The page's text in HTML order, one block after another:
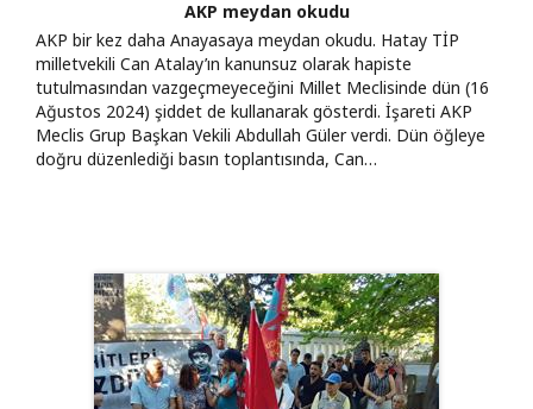
AKP meydan okudu
AKP bir kez daha Anayasaya meydan okudu. Hatay TİP
milletvekili Can Atalay’ın kanunsuz olarak hapiste
tutulmasından vazgeçmeyeceğini Millet Meclisinde dün (16
Ağustos 2024) şiddet de kullanarak gösterdi. İşareti AKP
Meclis Grup Başkan Vekili Abdullah Güler verdi. Dün öğleye
doğru düzenlediği basın toplantısında, Can…